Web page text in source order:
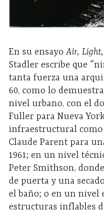
En su ensayoAir,
Stadler escribe que
tanta fuerza una
60, como lo
nivel urbano, con el
Fuller para Nueva
infraestructural como
Claude Parent para
1961; en un nivel
Peter Smithson,
de puerta y una
el baño; o en un nivel
estructuras inflables